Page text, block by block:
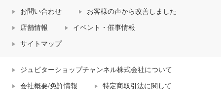
お問い合わせ お客様の声から改善しました
店舗情報 イベント・催事情報
サイトマップ
ジュピターショップチャンネル株式会社について
会社概要/免許情報 特定商取引法に関して